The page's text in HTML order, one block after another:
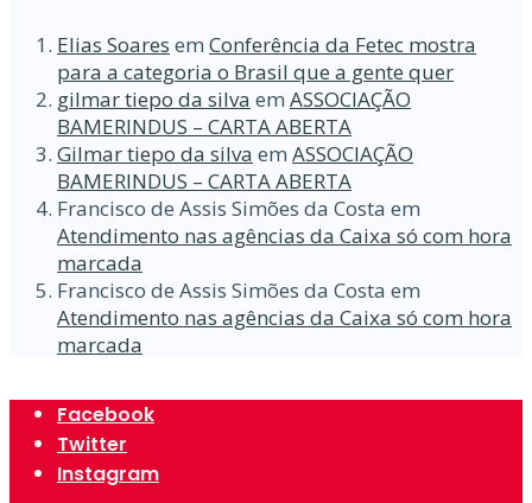
Elias Soares em Conferência da Fetec mostra
para a categoria o Brasil que a gente quer
gilmar tiepo da silva em ASSOCIAÇÃO
BAMERINDUS – CARTA ABERTA
Gilmar tiepo da silva em ASSOCIAÇÃO
BAMERINDUS – CARTA ABERTA
Francisco de Assis Simões da Costa em
Atendimento nas agências da Caixa só com hora
marcada
Francisco de Assis Simões da Costa em
Atendimento nas agências da Caixa só com hora
marcada
Facebook
Twitter
Instagram